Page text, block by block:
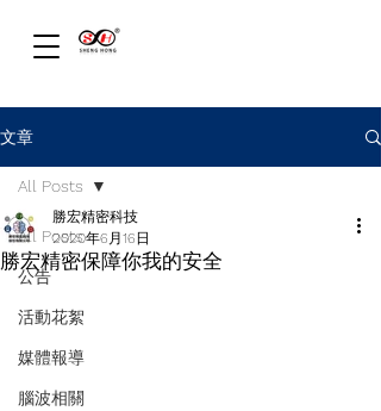
文章
All Posts
公告
活動花絮
媒體報導
腦波相關
All Posts
勝宏精密保障你我的安全
勝宏精密科技
2020年6月16日